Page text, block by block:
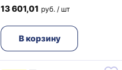
13 601,01 руб. / шт
В корзину